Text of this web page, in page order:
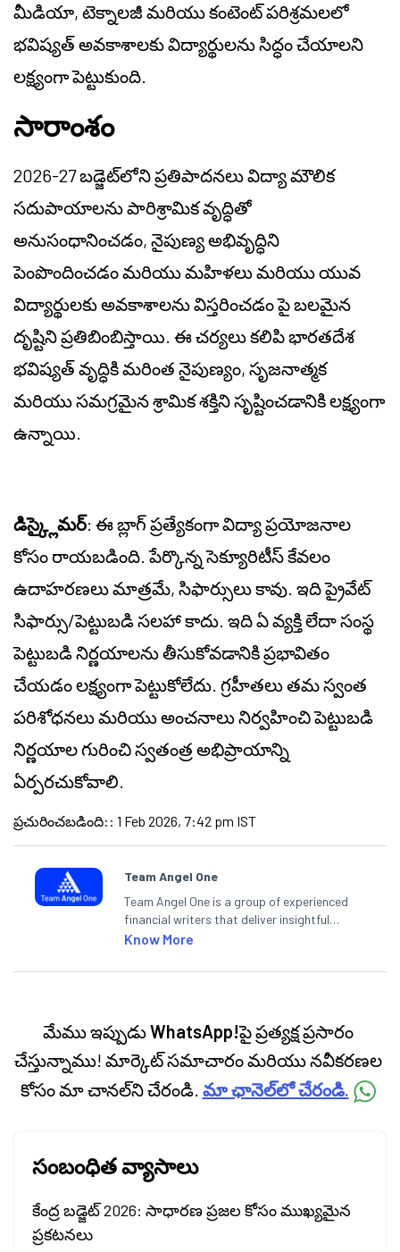
మీడియా, టెక్నాలజీ మరియు కంటెంట్ పరిశ్రమలలో
భవిష్యత్ అవకాశాలకు విద్యార్థులను సిద్ధం చేయాలని
లక్ష్యంగా పెట్టుకుంది.
సారాంశం
2026-27 బడ్జెట్‌లోని ప్రతిపాదనలు విద్యా మౌలిక
సదుపాయాలను పారిశ్రామిక వృద్ధితో
అనుసంధానించడం, నైపుణ్య అభివృద్ధిని
పెంపొందించడం మరియు మహిళలు మరియు యువ
విద్యార్థులకు అవకాశాలను విస్తరించడం పై బలమైన
దృష్టిని ప్రతిబింబిస్తాయి. ఈ చర్యలు కలిపి భారతదేశ
భవిష్యత్ వృద్ధికి మరింత నైపుణ్యం, సృజనాత్మక
మరియు సమగ్రమైన శ్రామిక శక్తిని సృష్టించడానికి లక్ష్యంగా
ఉన్నాయి.
డిస్క్లైమర్: ఈ బ్లాగ్ ప్రత్యేకంగా విద్యా ప్రయోజనాల
కోసం రాయబడింది. పేర్కొన్న సెక్యూరిటీస్ కేవలం
ఉదాహరణలు మాత్రమే, సిఫార్సులు కావు. ఇది ప్రైవేట్
సిఫార్సు/పెట్టుబడి సలహా కాదు. ఇది ఏ వ్యక్తి లేదా సంస్థ
పెట్టుబడి నిర్ణయాలను తీసుకోవడానికి ప్రభావితం
చేయడం లక్ష్యంగా పెట్టుకోలేదు. గ్రహీతలు తమ స్వంత
పరిశోధనలు మరియు అంచనాలు నిర్వహించి పెట్టుబడి
నిర్ణయాల గురించి స్వతంత్ర అభిప్రాయాన్ని
ఏర్పరచుకోవాలి.
ప్రచురించబడింది: : 1 Feb 2026, 7:42 pm IST
Team Angel One
Team Angel One is a group of experienced
financial writers that deliver insightful
articles on the stock market, IPO, economy,
categories.
Know More
మేము ఇప్పుడుWhatsApp!పై ప్రత్యక్ష ప్రసారం
చేస్తున్నాము! మార్కెట్ సమాచారం మరియు నవీకరణల
కోసం మా చానల్‌ని చేరండి. మా ఛానెల్‌లో చేరండి.
సంబంధిత వ్యాసాలు
కేంద్ర బడ్జెట్ 2026: సాధారణ ప్రజల కోసం ముఖ్యమైన
ప్రకటనలు